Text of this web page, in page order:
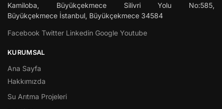
Kamiloba, Büyükçekmece Silivri Yolu No:585,
Büyükçekmece İstanbul, Büyükçekmece 34584
Facebook Twitter Linkedin Google Youtube
KURUMSAL
Ana Sayfa
Hakkımızda
Su Arıtma Projeleri